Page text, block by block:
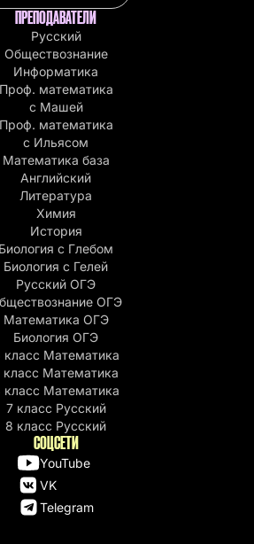
ПРЕПОДАВАТЕЛИ
Русский
Обществознание
Информатика
Проф. математика
с Машей
Проф. математика
c Ильясом
Математика база
Английский
Литература
Химия
История
Биология с Глебом
Биология с Гелей
Русский ОГЭ
ОГЭ
Математика ОГЭ
Биология ОГЭ
класс Математика
класс Математика
класс Математика
7 класс Русский
8 класс Русский
СОЦСЕТИ
YouTube
VK
Telegram